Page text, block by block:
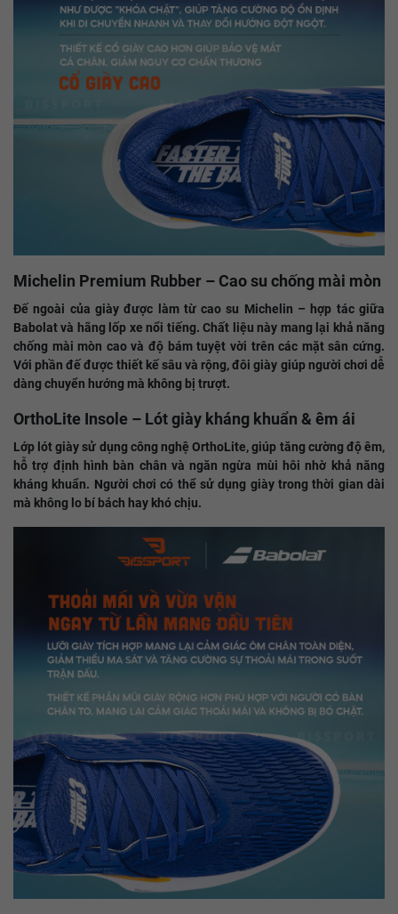
Michelin Premium Rubber – Cao su chống mài mòn
Đế ngoài của giày được làm từ cao su Michelin – hợp tác giữa
Babolat và hãng lốp xe nổi tiếng. Chất liệu này mang lại khả năng
chống mài mòn cao và độ bám tuyệt vời trên các mặt sân cứng.
Với phần đế được thiết kế sâu và rộng, đôi giày giúp người chơi dễ
dàng chuyển hướng mà không bị trượt.
OrthoLite Insole – Lót giày kháng khuẩn & êm ái
Lớp lót giày sử dụng công nghệ OrthoLite, giúp tăng cường độ êm,
hỗ trợ định hình bàn chân và ngăn ngừa mùi hôi nhờ khả năng
kháng khuẩn. Người chơi có thể sử dụng giày trong thời gian dài
mà không lo bí bách hay khó chịu.